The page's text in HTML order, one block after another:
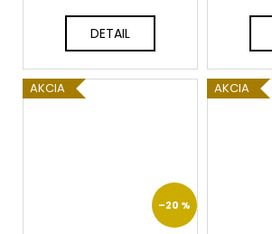
DETAIL
AKCIA
–20 %
AKCIA